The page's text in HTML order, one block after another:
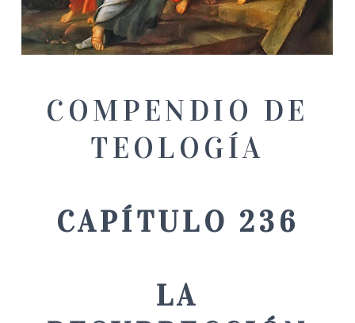
COMPENDIO DE
TEOLOGÍA
CAPÍTULO 236
LA